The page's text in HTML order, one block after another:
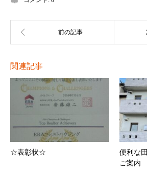
関連記事
☆表彰状☆
便利な
ご案内